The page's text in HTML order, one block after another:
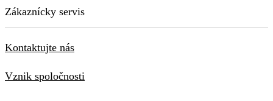
Zákaznícky servis
Kontaktujte nás
Vznik spoločnosti